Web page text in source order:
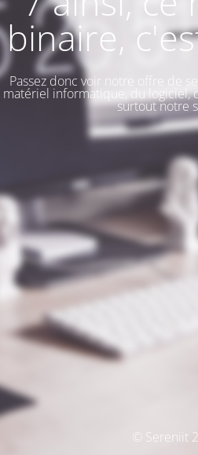
binaire,
Passez donc voir notre offre de
matériel informatique, du logiciel,
surtout notre
© Sereniit